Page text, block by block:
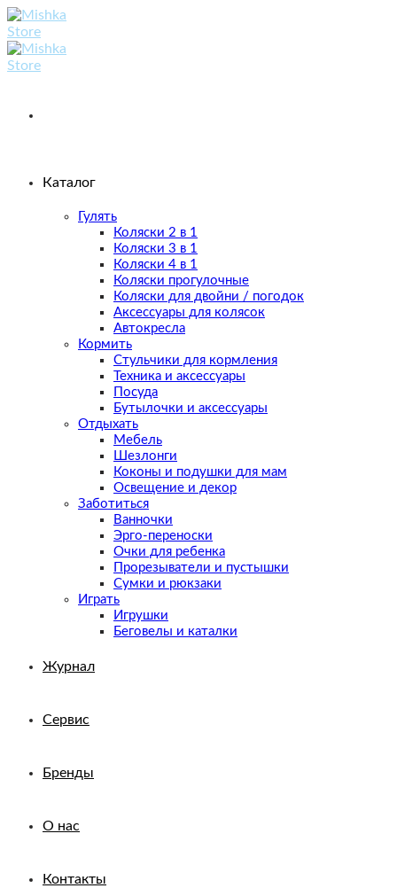
Skip
to
content
Каталог
Гулять
Коляски 2 в 1
Коляски 3 в 1
Коляски 4 в 1
Коляски прогулочные
Коляски для двойни / погодок
Аксессуары для колясок
Автокресла
Кормить
Стульчики для кормления
Техника и аксессуары
Посуда
Бутылочки и аксессуары
Отдыхать
Мебель
Шезлонги
Коконы и подушки для мам
Освещение и декор
Заботиться
Ванночки
Эрго-переноски
Очки для ребенка
Прорезыватели и пустышки
Сумки и рюкзаки
Играть
Игрушки
Беговелы и каталки
Журнал
Сервис
Бренды
О нас
Контакты